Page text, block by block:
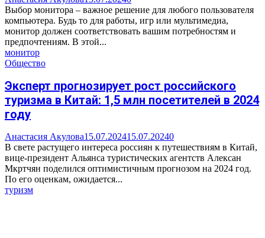
Выбор монитора – важное решение для любого пользователя
компьютера. Будь то для работы, игр или мультимедиа,
монитор должен соответствовать вашим потребностям и
предпочтениям. В этой...
монитор
Общество
Эксперт прогнозирует рост российского
туризма в Китай: 1,5 млн посетителей в 2024
году
Анастасия Акулова15.07.202415.07.20240
В свете растущего интереса россиян к путешествиям в Китай,
вице-президент Альянса туристических агентств Алексан
Мкртчян поделился оптимистичным прогнозом на 2024 год.
По его оценкам, ожидается...
туризм